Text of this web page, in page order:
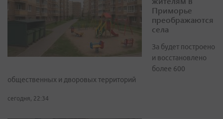
Приморье
преображаются
села
За будет построено
и восстановлено
более 600
общественных и дворовых территорий
сегодня, 22:34